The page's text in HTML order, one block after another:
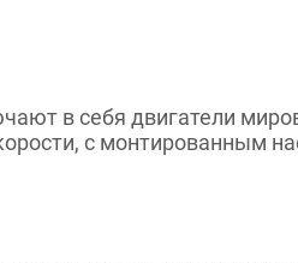
в себя двигатели
с монтированным